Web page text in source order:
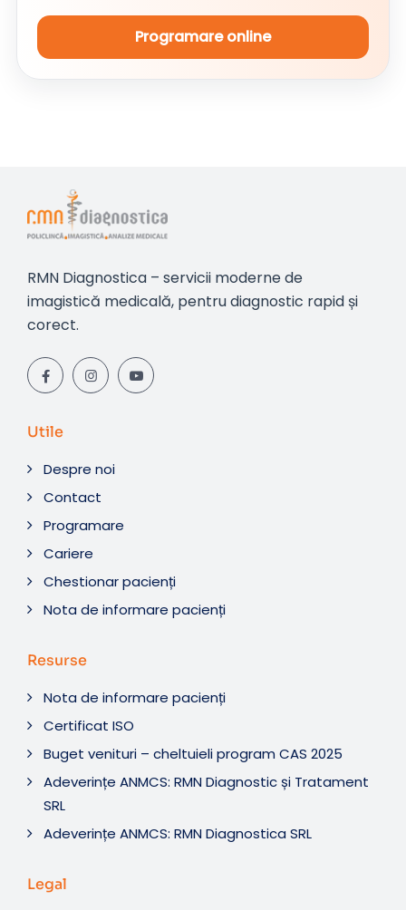
Programare online
RMN Diagnostica – servicii moderne de
imagistică medicală, pentru diagnostic rapid și
corect.
Utile
Despre noi
Contact
Programare
Cariere
Chestionar pacienți
Nota de informare pacienți
Resurse
Nota de informare pacienți
Certificat ISO
Buget venituri – cheltuieli program CAS 2025
Adeverințe ANMCS: RMN Diagnostic și Tratament
SRL
Adeverințe ANMCS: RMN Diagnostica SRL
Legal